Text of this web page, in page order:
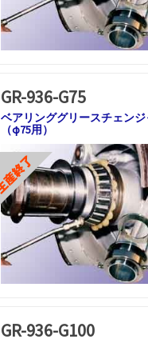
GR-936-G75
ベアリンググリースチェン
（φ75用）
GR-936-G100